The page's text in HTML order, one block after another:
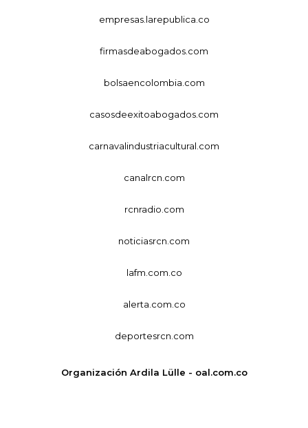
empresas.larepublica.co
firmasdeabogados.com
bolsaencolombia.com
casosdeexitoabogados.com
carnavalindustriacultural.com
canalrcn.com
rcnradio.com
noticiasrcn.com
lafm.com.co
alerta.com.co
deportesrcn.com
Organización Ardila Lülle - oal.com.co